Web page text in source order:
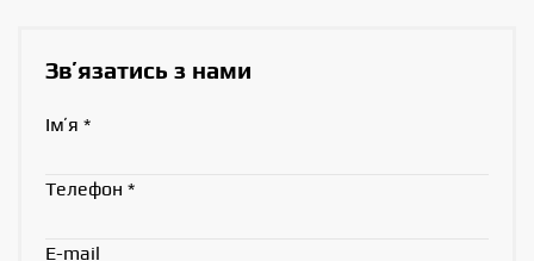
Звʼязатись з нами
Імʼя *
Телефон *
E-mail